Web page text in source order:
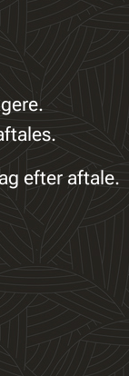
efter aftale.